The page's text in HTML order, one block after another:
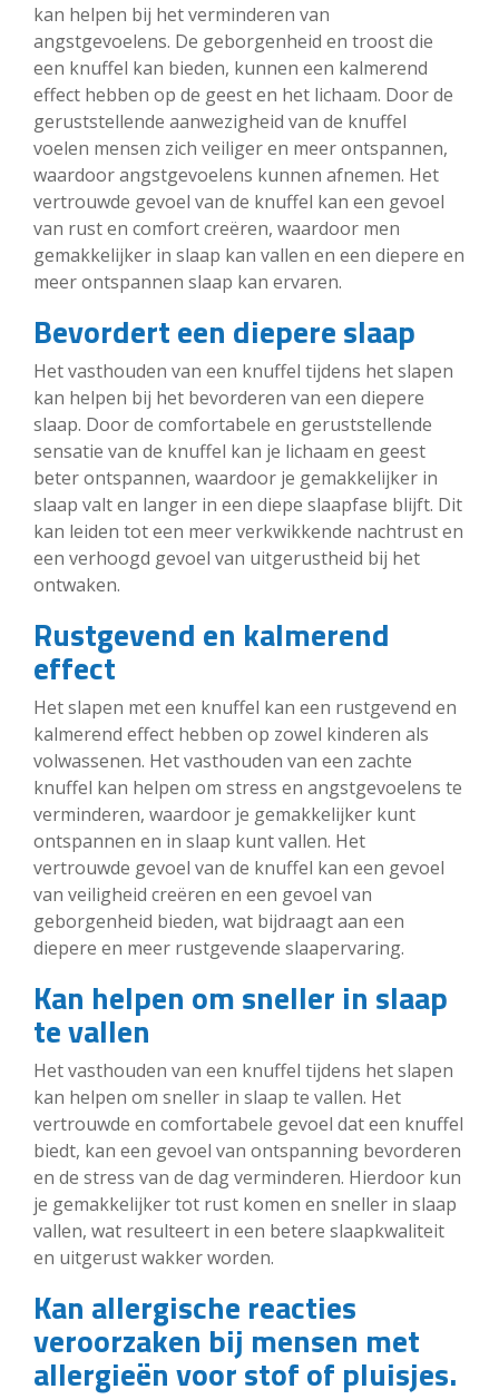
kan helpen bij het verminderen van
angstgevoelens. De geborgenheid en troost die
een knuffel kan bieden, kunnen een kalmerend
effect hebben op de geest en het lichaam. Door de
geruststellende aanwezigheid van de knuffel
voelen mensen zich veiliger en meer ontspannen,
waardoor angstgevoelens kunnen afnemen. Het
vertrouwde gevoel van de knuffel kan een gevoel
van rust en comfort creëren, waardoor men
gemakkelijker in slaap kan vallen en een diepere en
meer ontspannen slaap kan ervaren.
Bevordert een diepere slaap
Het vasthouden van een knuffel tijdens het slapen
kan helpen bij het bevorderen van een diepere
slaap. Door de comfortabele en geruststellende
sensatie van de knuffel kan je lichaam en geest
beter ontspannen, waardoor je gemakkelijker in
slaap valt en langer in een diepe slaapfase blijft. Dit
kan leiden tot een meer verkwikkende nachtrust en
een verhoogd gevoel van uitgerustheid bij het
ontwaken.
Rustgevend en kalmerend
effect
Het slapen met een knuffel kan een rustgevend en
kalmerend effect hebben op zowel kinderen als
volwassenen. Het vasthouden van een zachte
knuffel kan helpen om stress en angstgevoelens te
verminderen, waardoor je gemakkelijker kunt
ontspannen en in slaap kunt vallen. Het
vertrouwde gevoel van de knuffel kan een gevoel
van veiligheid creëren en een gevoel van
geborgenheid bieden, wat bijdraagt aan een
diepere en meer rustgevende slaapervaring.
Kan helpen om sneller in slaap
te vallen
Het vasthouden van een knuffel tijdens het slapen
kan helpen om sneller in slaap te vallen. Het
vertrouwde en comfortabele gevoel dat een knuffel
biedt, kan een gevoel van ontspanning bevorderen
en de stress van de dag verminderen. Hierdoor kun
je gemakkelijker tot rust komen en sneller in slaap
vallen, wat resulteert in een betere slaapkwaliteit
en uitgerust wakker worden.
Kan allergische reacties
veroorzaken bij mensen met
allergieën voor stof of pluisjes.